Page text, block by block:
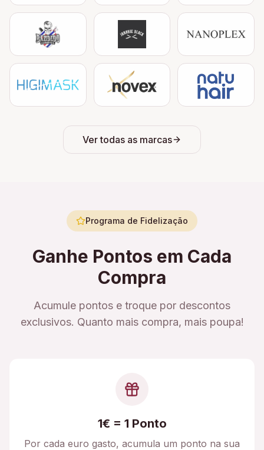
Ver todas as marcas
Programa de Fidelização
Ganhe Pontos em Cada
Compra
Acumule pontos e troque por descontos
exclusivos. Quanto mais compra, mais poupa!
1€ = 1 Ponto
Por cada euro gasto, acumula um ponto na sua